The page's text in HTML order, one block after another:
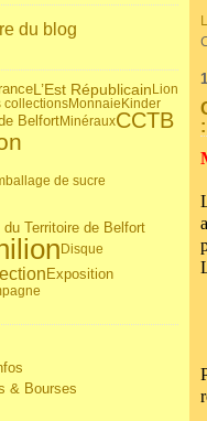
du blog
L’Est Républicain Lion
collectionsMonnaie Kinder
BelfortMinérauxCCTB
de sucre
Territoire de Belfort
Disque
Exposition
& Bourses